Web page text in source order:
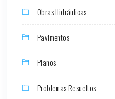
Obras Hidráulicas
Pavimentos
Planos
Problemas Resueltos